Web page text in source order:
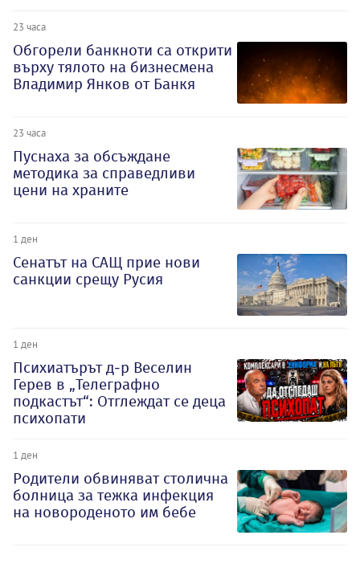
23 часа
Обгорели банкноти са открити
върху тялото на бизнесмена
Владимир Янков от Банкя
23 часа
Пуснаха за обсъждане
методика за справедливи
цени на храните
1 ден
Сенатът на САЩ прие нови
санкции срещу Русия
1 ден
Психиатърът д-р Веселин
Герев в „Телеграфно
подкастът“: Отглеждат се деца
психопати
1 ден
Родители обвиняват столична
болница за тежка инфекция
на новороденото им бебе